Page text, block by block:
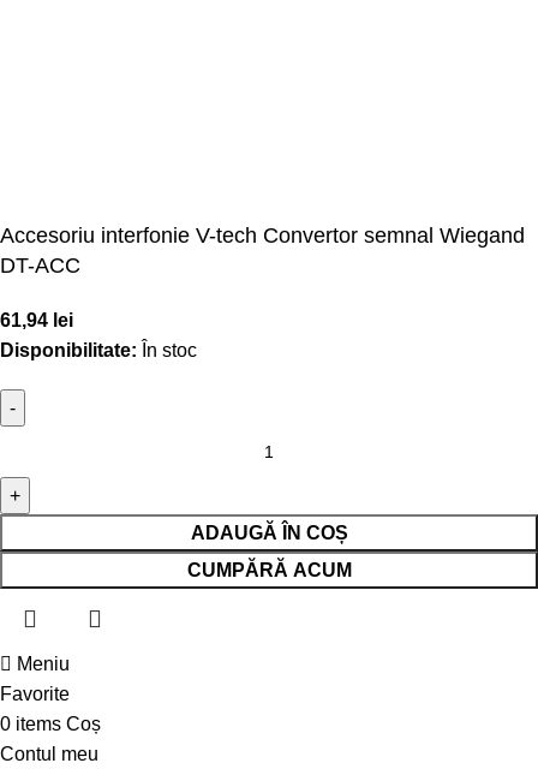
Accesoriu interfonie V-tech Convertor semnal Wiegand
DT-ACC
61,94 lei
Disponibilitate: În stoc
ADAUGĂ ÎN COȘ
CUMPĂRĂ ACUM
Meniu
Favorite
0 items Coș
Contul meu